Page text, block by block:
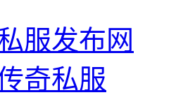
服发布网
奇私服